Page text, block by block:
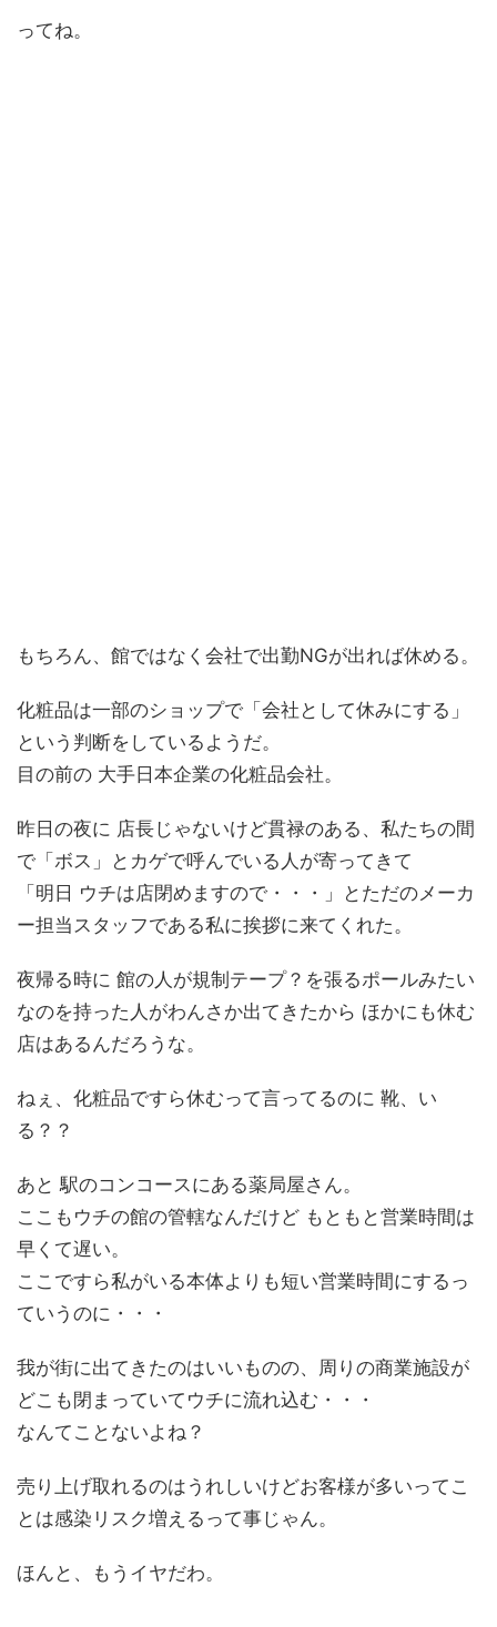
ってね。
もちろん、館ではなく会社で出勤NGが出れば休める。
化粧品は一部のショップで「会社として休みにする」
という判断をしているようだ。
目の前の 大手日本企業の化粧品会社。
昨日の夜に 店長じゃないけど貫禄のある、私たちの間
で「ボス」とカゲで呼んでいる人が寄ってきて
「明日 ウチは店閉めますので・・・」とただのメーカ
ー担当スタッフである私に挨拶に来てくれた。
夜帰る時に 館の人が規制テープ？を張るポールみたい
なのを持った人がわんさか出てきたから ほかにも休む
店はあるんだろうな。
ねぇ、化粧品ですら休むって言ってるのに 靴、い
る？？
あと 駅のコンコースにある薬局屋さん。
ここもウチの館の管轄なんだけど もともと営業時間は
早くて遅い。
ここですら私がいる本体よりも短い営業時間にするっ
ていうのに・・・
我が街に出てきたのはいいものの、周りの商業施設が
どこも閉まっていてウチに流れ込む・・・
なんてことないよね？
売り上げ取れるのはうれしいけどお客様が多いってこ
とは感染リスク増えるって事じゃん。
ほんと、もうイヤだわ。